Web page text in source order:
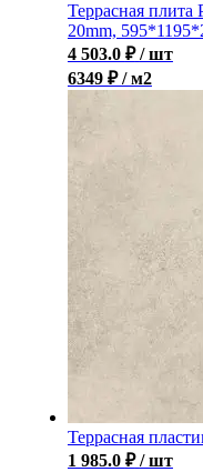
Террасная плита
20mm,
4 503.0 ₽ / шт
6349 ₽ / м2
Террасная
1 985.0 ₽ / шт